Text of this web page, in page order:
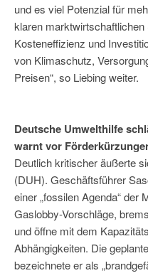
und es viel Potenzial für
klaren
Kosteneffizienz und
von Klimaschutz,
Preisen“, so Liebing weiter.
Deutsche Umwelthilfe
warnt vor
Deutlich kritischer äußerte
(DUH). Geschäftsführer
einer „fossilen Agenda“ der
Gaslobby-Vorschläge,
und öffne mit dem
Abhängigkeiten. Die
bezeichnete er als